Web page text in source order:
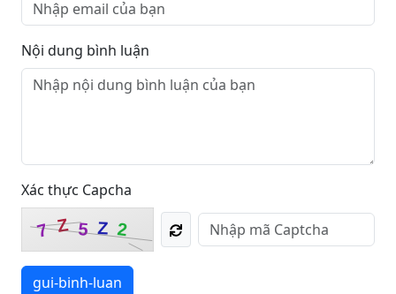
Nội dung bình luận
Xác thực Capcha
7 Z 5 Z 2
gui-binh-luan